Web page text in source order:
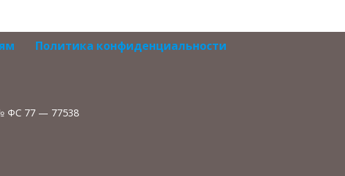
Политика конфиденциальности
ФС 77 — 77538